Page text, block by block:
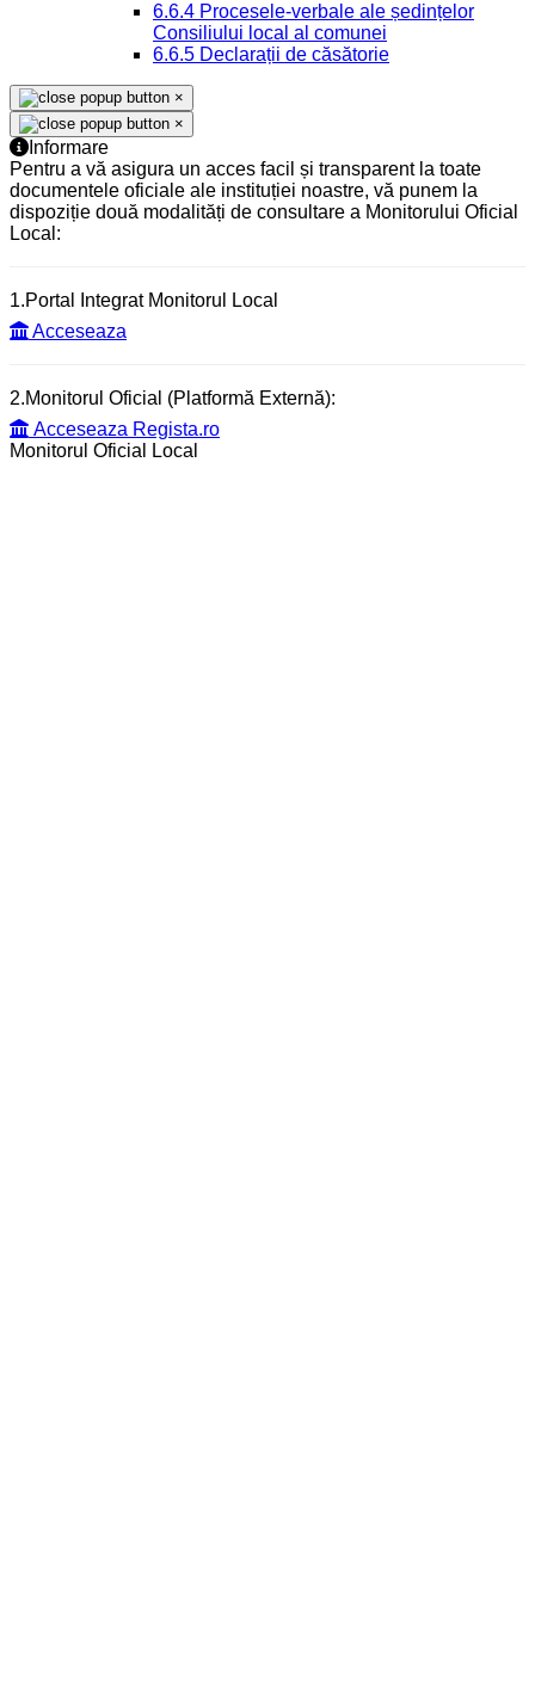
6.6.4 Procesele-verbale ale ședințelor
Consiliului local al comunei
6.6.5 Declarații de căsătorie
×
×
Informare
Pentru a vă asigura un acces facil și transparent la toate
documentele oficiale ale instituției noastre, vă punem la
dispoziție două modalități de consultare a Monitorului Oficial
Local:
1.Portal Integrat Monitorul Local
Acceseaza
2.Monitorul Oficial (Platformă Externă):
Acceseaza Regista.ro
Monitorul Oficial Local